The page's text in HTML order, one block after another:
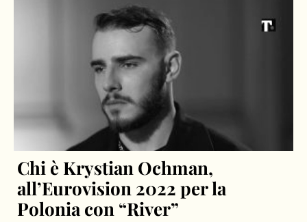
Chi è Krystian Ochman,
all’Eurovision 2022 per la
Polonia con “River”